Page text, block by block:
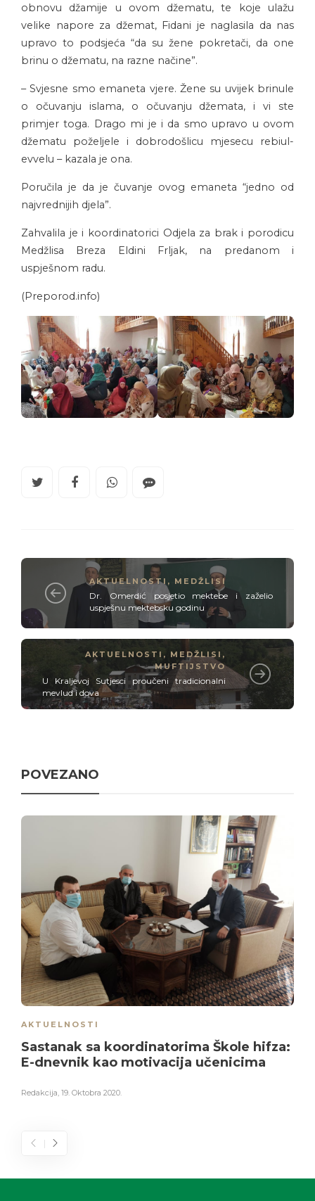
obnovu džamije u ovom džematu, te koje ulažu
velike napore za džemat, Fidani je naglasila da nas
upravo to podsjeća “da su žene pokretači, da one
brinu o džematu, na razne načine”.
– Svjesne smo emaneta vjere. Žene su uvijek brinule
o očuvanju islama, o očuvanju džemata, i vi ste
primjer toga. Drago mi je i da smo upravo u ovom
džematu poželjele i dobrodošlicu mjesecu rebiul-
evvelu – kazala je ona.
Poručila je da je čuvanje ovog emaneta “jedno od
najvrednijih djela”.
Zahvalila je i koordinatorici Odjela za brak i porodicu
Medžlisa Breza Eldini Frljak, na predanom i
uspješnom radu.
(Preporod.info)
AKTUELNOSTI , MEDŽLISI
Dr. Omerdić posjetio mektebe i zaželio
uspješnu mektebsku godinu
AKTUELNOSTI , MEDŽLISI ,
MUFTIJSTVO
U Kraljevoj Sutjesci proučeni tradicionalni
mevlud i dova
POVEZANO
AKTUELNOSTI
Sastanak sa koordinatorima Škole hifza:
E-dnevnik kao motivacija učenicima
Redakcija, 19. Oktobra 2020.